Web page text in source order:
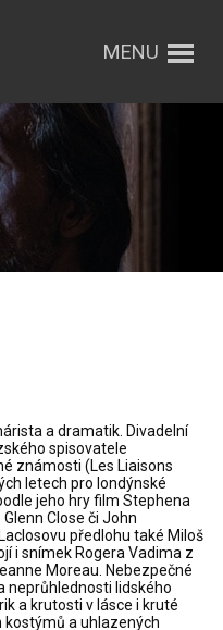
MENU
a dramatik. Divadelní
spisovatele
známosti (Les Liaisons
letech pro londýnské
jeho hry film Stephena
Close či John
předlohu také Miloš
i snímek Rogera Vadima z
Moreau. Nebezpečné
neprůhlednosti lidského
a krutosti v lásce i kruté
kostýmů a uhlazených